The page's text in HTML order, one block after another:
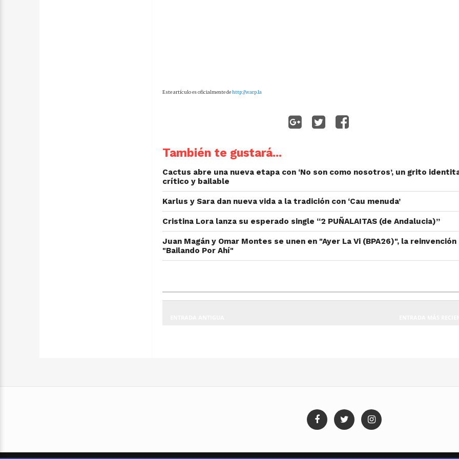
Este artículo es oficialmente dehttp://warp.la
También te gustará...
Cactus abre una nueva etapa con ‘No son como nosotros’, un grito
crítico y bailable
Karlus y Sara dan nueva vida a la tradición con ‘Cau menuda’
Cristina Lora lanza su esperado single “2 PUÑALAITAS (de Andalucia)”
Juan Magán y Omar Montes se unen en "Ayer La Vi (BPA26)", la reinvención
"Bailando Por Ahí"